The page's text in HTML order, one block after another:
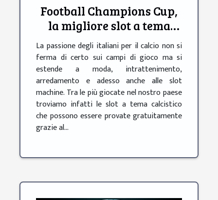
Football Champions Cup,
la migliore slot a tema
calcistico
La passione degli italiani per il calcio non si
ferma di certo sui campi di gioco ma si
estende a moda, intrattenimento,
arredamento e adesso anche alle slot
machine. Tra le più giocate nel nostro paese
troviamo infatti le slot a tema calcistico
che possono essere provate gratuitamente
grazie al...